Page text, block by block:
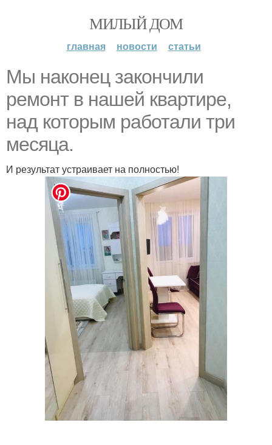
МИЛЫЙ ДОМ
главная новости статьи
Мы наконец закончили
ремонт в нашей квартире,
над которым работали три
месяца.
И результат устраивает на полностью!